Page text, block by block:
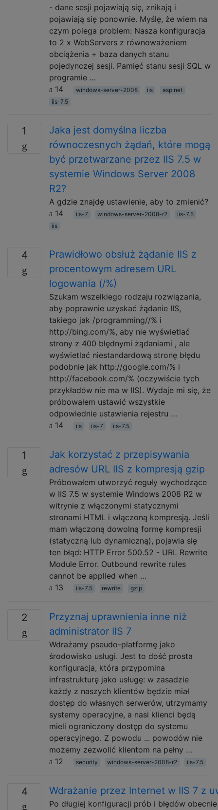
- dane sesji pojawiają się, znikają i
pojawiają się ponownie. Myślę, że wiem na
czym polega problem: Nasza konfiguracja
to 2 x WebServers z równoważeniem
obciążenia + baza danych stanu
pojedynczej sesji. Pamięć stanu sesji SQL w
programie …
14
windows-server-2008 iis
asp.net
iis-7.5
1
Jaka jest domyślna liczba
równoczesnych żądań, które mogą
być przetwarzane przez IIS 7.5 w
systemie Windows Server 2008
R2?
A gdzie znajdę ustawienie, aby to zmienić?
14
iis-7 windows-server-2008-r2
iis-7.5
iis
4
Prawidłowo obsłuż żądanie IIS z
procentowym adresem URL
logowania (/%)
Szukam wszelkiego rodzaju rozwiązania,
aby poprawnie uzyskać żądanie IIS,
takiego jak /programming//% i
http://bing.com/%, aby nie wyświetlać
strony z 400 błędnymi żądaniami , ale
wyświetlać niestandardową stronę błędu
podobnie jak http://google.com/% i
http://facebook.com/% (oczywiście tych
przykładów nie ma w IIS). Wydaje mi się, że
próbowałem ustawić wszystkie
odpowiednie ustawienia rejestru …
14
iis iis-7 iis-7.5
1
Jak korzystać z przepisywania
adresów URL IIS z kompresją gzip
Próbowałem utworzyć reguły wychodzące
w IIS 7.5 w systemie Windows 2008 R2 w
witrynie z włączonymi statycznymi
stronami HTML i włączoną kompresją. Jeśli
mam włączoną dowolną formę kompresji
(statyczną lub dynamiczną), pojawia się
ten błąd: HTTP Error 500.52 - URL Rewrite
Module Error. Outbound rewrite rules
cannot be applied when …
13
iis-7.5 rewrite gzip
2
Przyznaj uprawnienia inne niż
administrator IIS 7
Wdrażamy pseudo-platformę jako
środowisko usługi. Jest to dość prosta
konfiguracja, która przypomina
infrastrukturę jako usługę: w zasadzie
każdy z naszych klientów będzie miał
dostęp do własnych serwerów, utrzymamy
systemy operacyjne, a nasi klienci będą
mieli ograniczony dostęp do systemu
operacyjnego. Z powodu ... powodów nie
możemy zezwolić klientom na pełny …
12
security windows-server-2008-r2 iis-7.5
4 Wdrażanie przez Internet w IIS 7 z
Po długiej konfiguracji prób i błędów